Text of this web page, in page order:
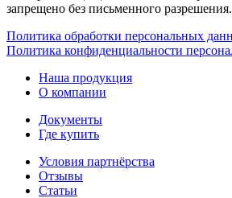
запрещено без письменного разрешения.
Политика обработки персональных
Политика конфиденциальности
Наша продукция
О компании
Документы
Где купить
Условия партнёрства
Отзывы
Статьи